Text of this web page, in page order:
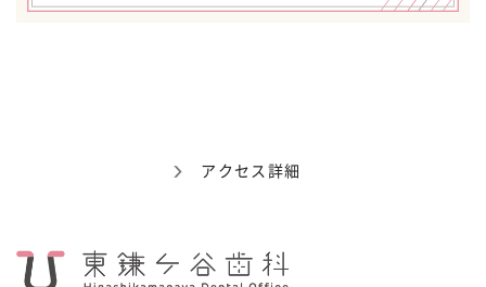
アクセス詳細